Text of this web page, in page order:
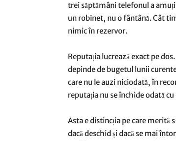
trei săptămâni telefonul a
un robinet, nu o fântână. Cât
nimic în rezervor.
Reputația lucrează exact pe
depinde de bugetul lunii
care nu le auzi niciodată, în
reputația nu se închide odată
Asta e distincția pe care merită
dacă deschid și dacă se mai